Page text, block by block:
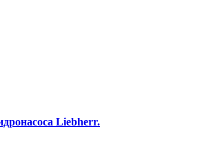
Liebherr.